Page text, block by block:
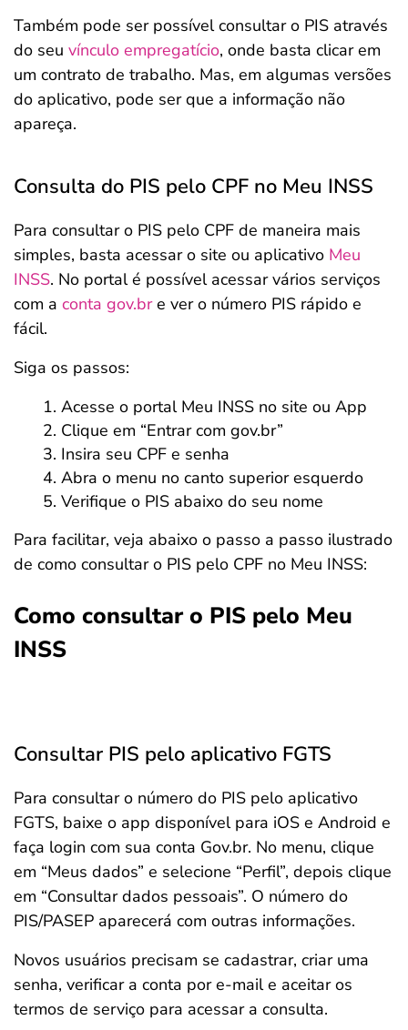
Também pode ser possível consultar o PIS através
do seu vínculo empregatício, onde basta clicar em
um contrato de trabalho. Mas, em algumas versões
do aplicativo, pode ser que a informação não
apareça.
Consulta do PIS pelo CPF no Meu INSS
Para consultar o PIS pelo CPF de maneira mais
simples, basta acessar o site ou aplicativo Meu
INSS. No portal é possível acessar vários serviços
com a conta gov.bre ver o número PIS rápido e
fácil.
Siga os passos:
Acesse o portal Meu INSS no site ou App
Clique em “Entrar com gov.br”
Insira seu CPF e senha
Abra o menu no canto superior esquerdo
Verifique o PIS abaixo do seu nome
Para facilitar, veja abaixo o passo a passo ilustrado
de como consultar o PIS pelo CPF no Meu INSS:
Como consultar o PIS pelo Meu
INSS
Consultar PIS pelo aplicativo FGTS
Para consultar o número do PIS pelo aplicativo
FGTS, baixe o app disponível para iOS e Android e
faça login com sua conta Gov.br. No menu, clique
em “Meus dados” e selecione “Perfil”, depois clique
em “Consultar dados pessoais”. O número do
PIS/PASEP aparecerá com outras informações.
Novos usuários precisam se cadastrar, criar uma
senha, verificar a conta por e-mail e aceitar os
termos de serviço para acessar a consulta.